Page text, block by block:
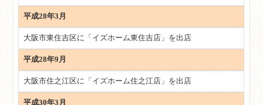
平成28年3月
大阪市東住吉区に「イズホーム東住吉店」を出店
平成28年9月
大阪市住之江区に「イズホーム住之江店」を出店
平成30年3月